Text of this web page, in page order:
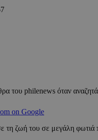
του philenews όταν
on Google
τη ζωή του σε μεγάλη φωτιά